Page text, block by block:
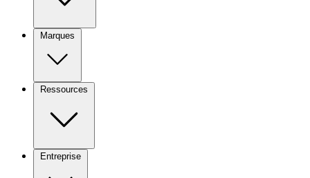
Marques
Ressources
Entreprise